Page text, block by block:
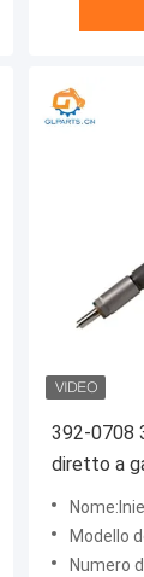
392-0708
diretto a
iniezione
motore
Modello
Numero